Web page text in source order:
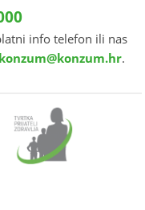
info telefon ili nas
konzum@konzum.hr.